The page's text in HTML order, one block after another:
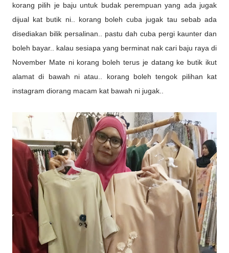
korang pilih je baju untuk budak perempuan yang ada jugak
dijual kat butik ni.. korang boleh cuba jugak tau sebab ada
disediakan bilik persalinan.. pastu dah cuba pergi kaunter dan
boleh bayar.. kalau sesiapa yang berminat nak cari baju raya di
November Mate ni korang boleh terus je datang ke butik ikut
alamat di bawah ni atau.. korang boleh tengok pilihan kat
instagram diorang macam kat bawah ni jugak..